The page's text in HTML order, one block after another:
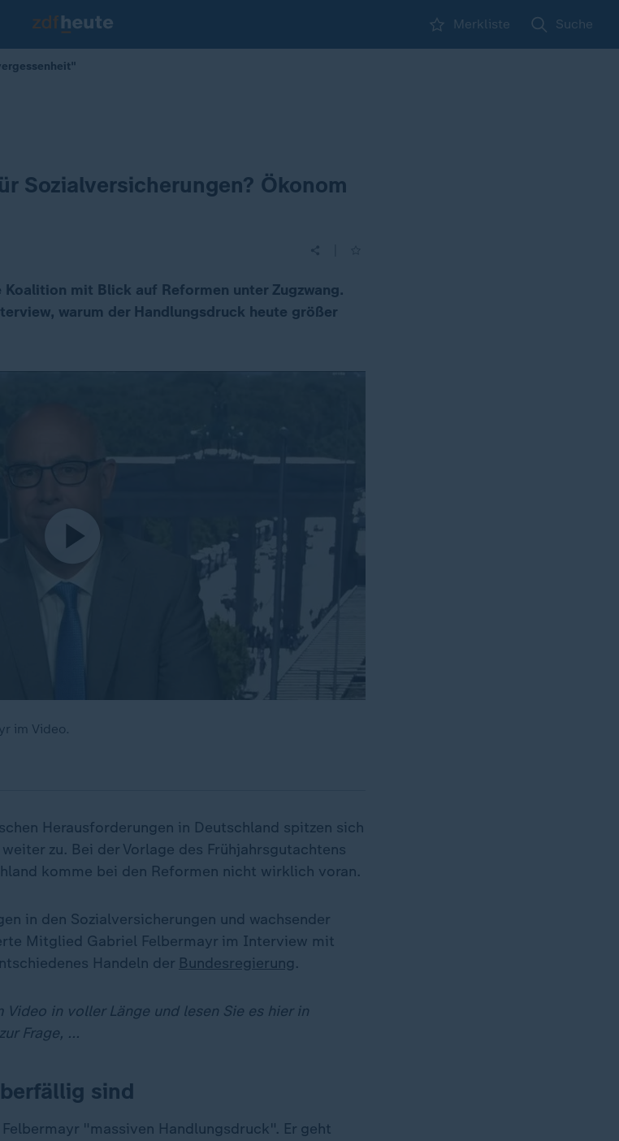
Merkliste Suche
Sozialversicherungen? Ökonom
mit Blick auf Reformen unter Zugzwang.
warum der Handlungsdruck heute größer
im Video.
Herausforderungen in Deutschland spitzen sich
zu. Bei der Vorlage des Frühjahrsgutachtens
komme bei den Reformen nicht wirklich voran.
in den Sozialversicherungen und wachsender
Mitglied Gabriel Felbermayr im Interview mit
Handeln der Bundesregierung.
Video in voller Länge und lesen Sie es hier in
Frage, ...
sind
"massiven Handlungsdruck". Er geht